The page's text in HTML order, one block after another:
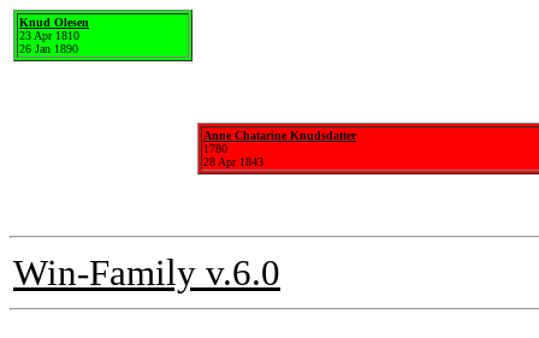
Knud Olesen
23 Apr 1810
26 Jan 1890
Anne Chatarine Knudsdatter
1780
28 Apr 1843
Win-Family v.6.0